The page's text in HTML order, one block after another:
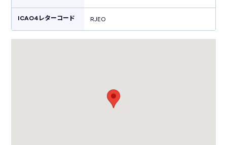
ICAO4レターコード RJEO